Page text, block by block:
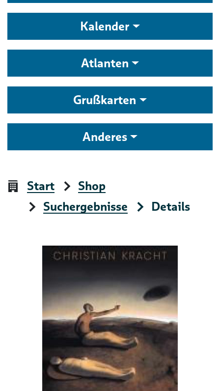
Kalender
Atlanten
Grußkarten
Anderes
Start
Shop
Suchergebnisse
Details